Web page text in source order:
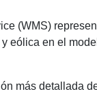
(WMS)
eólica en el
más detallada